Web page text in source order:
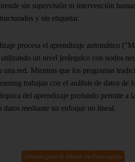
sin supervisión ni intervención
y sin etiquetar.
procesa el aprendizaje automático
un nivel jerárquico con nodos
una red. Mientras que los programas
trabajan con el análisis de datos de
del aprendizaje profundo permite a
datos mediante un enfoque no lineal.